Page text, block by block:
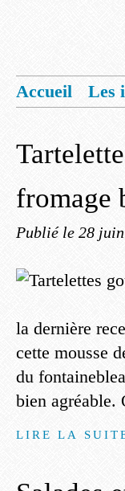
Accueil
Les
fromage
Publié le 28
la dernière
cette mousse
du
bien agréable.
LIRE LA